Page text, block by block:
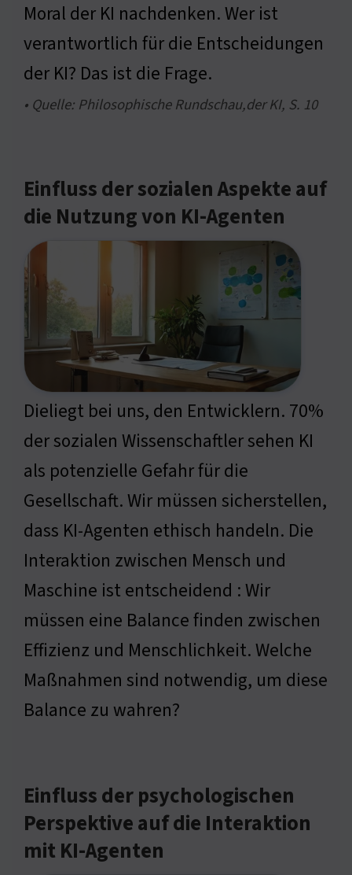
Moral der KI nachdenken. Wer ist
verantwortlich für die Entscheidungen
der KI? Das ist die Frage.
• Quelle: Philosophische Rundschau,der KI, S. 10
Einfluss der sozialen Aspekte auf
die Nutzung von KI-Agenten
Dieliegt bei uns, den Entwicklern. 70%
der sozialen Wissenschaftler sehen KI
als potenzielle Gefahr für die
Gesellschaft. Wir müssen sicherstellen,
dass KI-Agenten ethisch handeln. Die
Interaktion zwischen Mensch und
Maschine ist entscheidend : Wir
müssen eine Balance finden zwischen
Effizienz und Menschlichkeit. Welche
Maßnahmen sind notwendig, um diese
Balance zu wahren?
Einfluss der psychologischen
Perspektive auf die Interaktion
mit KI-Agenten